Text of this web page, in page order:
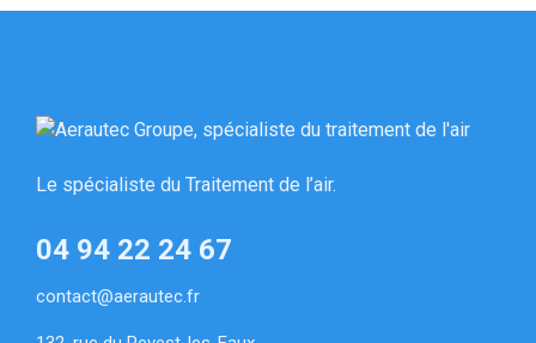
Le spécialiste du Traitement de l’air.
04 94 22 24 67
contact@aerautec.fr